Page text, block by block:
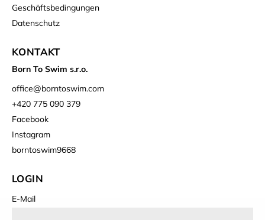
Geschäftsbedingungen
Datenschutz
KONTAKT
Born To Swim s.r.o.
office@borntoswim.com
+420 775 090 379
Facebook
Instagram
borntoswim9668
LOGIN
E-Mail